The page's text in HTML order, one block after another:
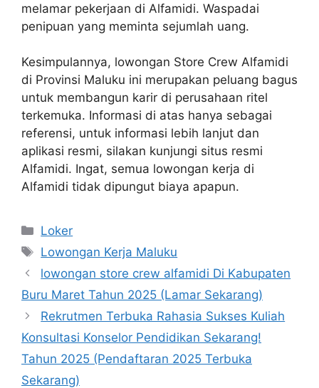
melamar pekerjaan di Alfamidi. Waspadai
penipuan yang meminta sejumlah uang.
Kesimpulannya, lowongan Store Crew Alfamidi
di Provinsi Maluku ini merupakan peluang bagus
untuk membangun karir di perusahaan ritel
terkemuka. Informasi di atas hanya sebagai
referensi, untuk informasi lebih lanjut dan
aplikasi resmi, silakan kunjungi situs resmi
Alfamidi. Ingat, semua lowongan kerja di
Alfamidi tidak dipungut biaya apapun.
Kategori
Loker
Tag
Lowongan Kerja Maluku
lowongan store crew alfamidi Di Kabupaten
Buru Maret Tahun 2025 (Lamar Sekarang)
Rekrutmen Terbuka Rahasia Sukses Kuliah
Konsultasi Konselor Pendidikan Sekarang!
Tahun 2025 (Pendaftaran 2025 Terbuka
Sekarang)